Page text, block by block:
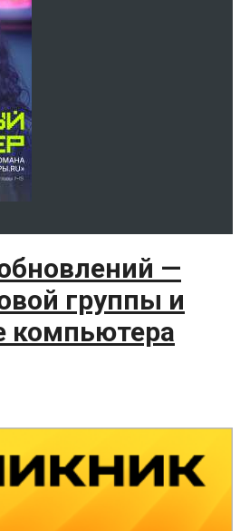
—
группы и
компьютера